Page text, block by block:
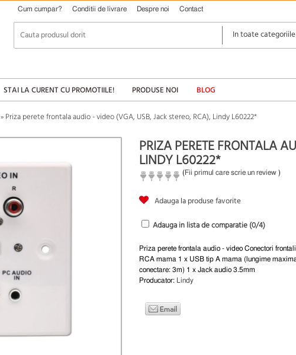
Cum cumpar? Conditii de livrare Despre noi Contact
STAI LA CURENT CU PROMOTIILE! PRODUSE NOI BLOG
» Priza perete frontala audio - video (VGA, USB, Jack stereo, RCA), Lindy L60222*
PRIZA PERETE FRONTALA
LINDY L60222*
(Fii primul care scrie un review )
Adauga la produse favorite
Adauga in lista de comparatie (0/4)
Priza perete frontala audio - video Conectori
RCA mama 1 x USB tip A mama (lungime
conectare: 3m) 1 x Jack audio 3.5mm
Producator: Lindy